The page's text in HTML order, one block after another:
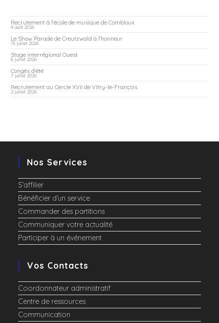
Recrutement à l’école de musique de Combloux
4 août 2026
Le Show Parade de Creutzwald à l’honneur
15 juillet 2026
Stage interrégional Ouest
8 juillet 2026
Congés d’été
7 juillet 2026
Recrutement au Cercle XVII de Vitry-le-François
2 juillet 2026
Nos Services
S’affilier
Bénéficier d’un service
Commander des partitions
Communiquer votre actualité
Participer à un événement
Vos Contacts
Coordonnateur administratif
Centre de ressources
Communication